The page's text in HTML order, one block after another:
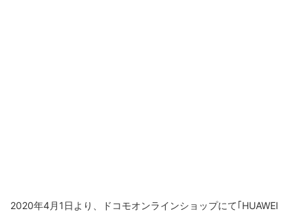
2020年4月1日より、ドコモオンラインショップにて｢HUAWEI